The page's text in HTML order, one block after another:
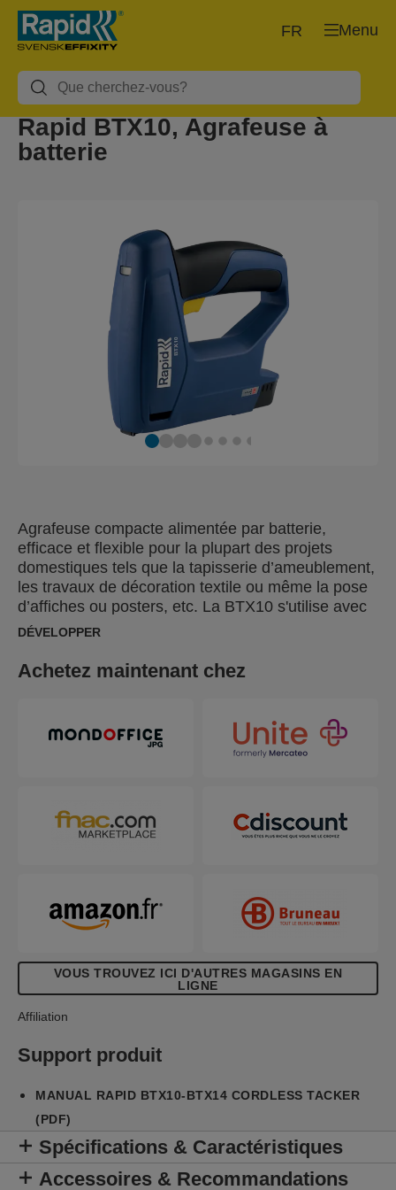
Menu
FR
Rapid BTX10, Agrafeuse à
batterie
Agrafeuse compacte alimentée par batterie,
efficace et flexible pour la plupart des projets
domestiques tels que la tapisserie d’ameublement,
les travaux de décoration textile ou même la pose
d’affiches ou posters, etc. La BTX10 s'utilise avec
les agrafes à fil fin d'une longueur de 4 à 10 mm.
entraînées instantanément lors de déclenchement.
sous tous les angles. L'avant plat et court de l'outil
facilite la pose d'agrafes contre cloison et dans les
angles. La batterie lithium-ion intégrée est chargée
DÉVELOPPER
Achetez maintenant chez
VOUS TROUVEZ ICI D'AUTRES MAGASINS EN
LIGNE
Affiliation
Support produit
MANUAL RAPID BTX10-BTX14 CORDLESS TACKER
(PDF)
Spécifications & Caractéristiques
Accessoires & Recommandations